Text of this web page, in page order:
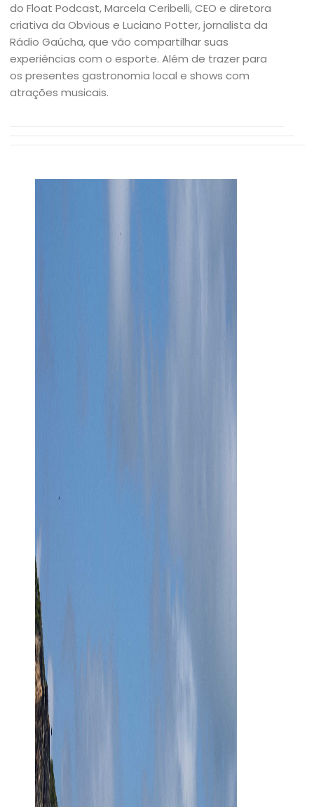
do Float Podcast, Marcela Ceribelli, CEO e diretora
criativa da Obvious e Luciano Potter, jornalista da
Rádio Gaúcha, que vão compartilhar suas
experiências com o esporte. Além de trazer para
os presentes gastronomia local e shows com
atrações musicais.